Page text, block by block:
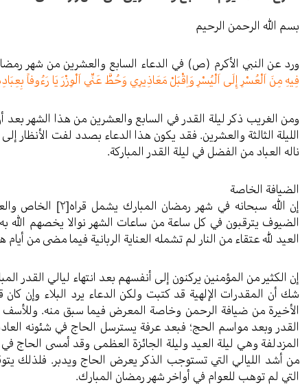
بسم الله الرحمن الرحيم
ورد عن النبي الأكرم (ص) في الدعاء السابع والعشرين من شهر
فِيهِ مِنَ اَلْعُسْرِ إِلَى اَلْيُسْرِ وَاِقْبَلْ مَعَاذِيرِي وَحُطَّ عَنِّي اَلْوِزْرَ يَا رَءُوفاً
ومن الغريب ذكر ليلة القدر في السابع والعشرين من هذا الشهر بعد
الليلة الثالثة والعشرين. فقد يكون هذا الدعاء بصدد لفت الأنظار
ناله العباد من الفضل في ليلة القدر المباركة.
الضيافة الخاصة
إن الله سبحانه في شهر رمضان المبارك يشمل قراه[٢]
الخاص
الضيوف يترقبون في كل ساعة من ساعات الشهر نوالا يخصهم الله
العيد لله عتقاء من النار لم تشمله العناية الربانية فيما مضى من أيام
إن الكثير من المؤمنين يركنون إلى أنفسهم بعد انتهاء ليالي القدر
شك أن المقدرات الإلهية قد كتبت ولكن الدعاء يرد البلاء وإن
الأخيرة من ضيافة الرحمن وخاصة المعرض فيما سبق منه. وللأسف
القدر وبعد مواسم الحج؛ فبعد عرفة يسترسل الحاج في شئونه
المزدلفة وهي ليلة العيد وليلة الجائزة العظمى وقد أمسى
من أشد الليالي التي تستوجب الذكر يعرض الحاج ويدبر. فلذلك
التي لم توهب للعوام في أواخر شهر رمضان المبارك.